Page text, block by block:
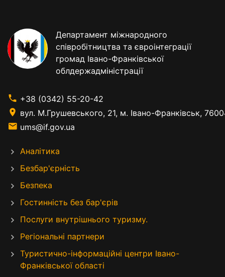
Департамент міжнародного
співробітництва та євроінтеграції
громад Івано-Франківської
облдержадміністрації
+38 (0342) 55-20-42
вул. М.Грушевського, 21, м. Івано-Франківськ,
ums@if.gov.ua
Аналітика
Безбар'єрність
Безпека
Гостинність без бар'єрів
Послуги внутрішнього туризму.
Регіональні партнери
Туристично-інформаційні центри Івано-
Франківської області